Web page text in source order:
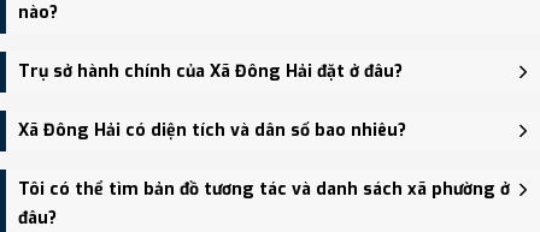
nào?
Xã Đông Hải được thành lập trên cơ sở sáp nhập Xã Long Điền
Đông, Xã Long Điền Đông A.
Trụ sở hành chính của Xã Đông Hải đặt ở đâu?
Trụ sở hành chính mới của Xã Đông Hải đặt tại đang cập nhật -
trung tâm khu vực thuận tiện giao thông.
Xã Đông Hải có diện tích và dân số bao nhiêu?
Xã Đông Hải có Diện tích: 100.16 km², Dân số: 23,062 người, Mật độ
dân số: Khoảng 230.25 người/km²
Tôi có thể tìm bản đồ tương tác và danh sách xã phường ở
đâu?